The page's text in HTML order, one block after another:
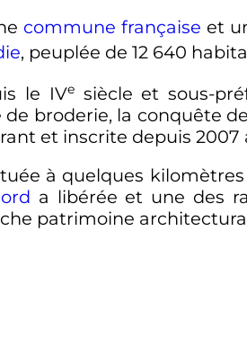
commune française et
, peuplée de 12 640
le IVe siècle et sous-
broderie, la conquête
et inscrite depuis
à quelques
a libérée et une des
patrimoine